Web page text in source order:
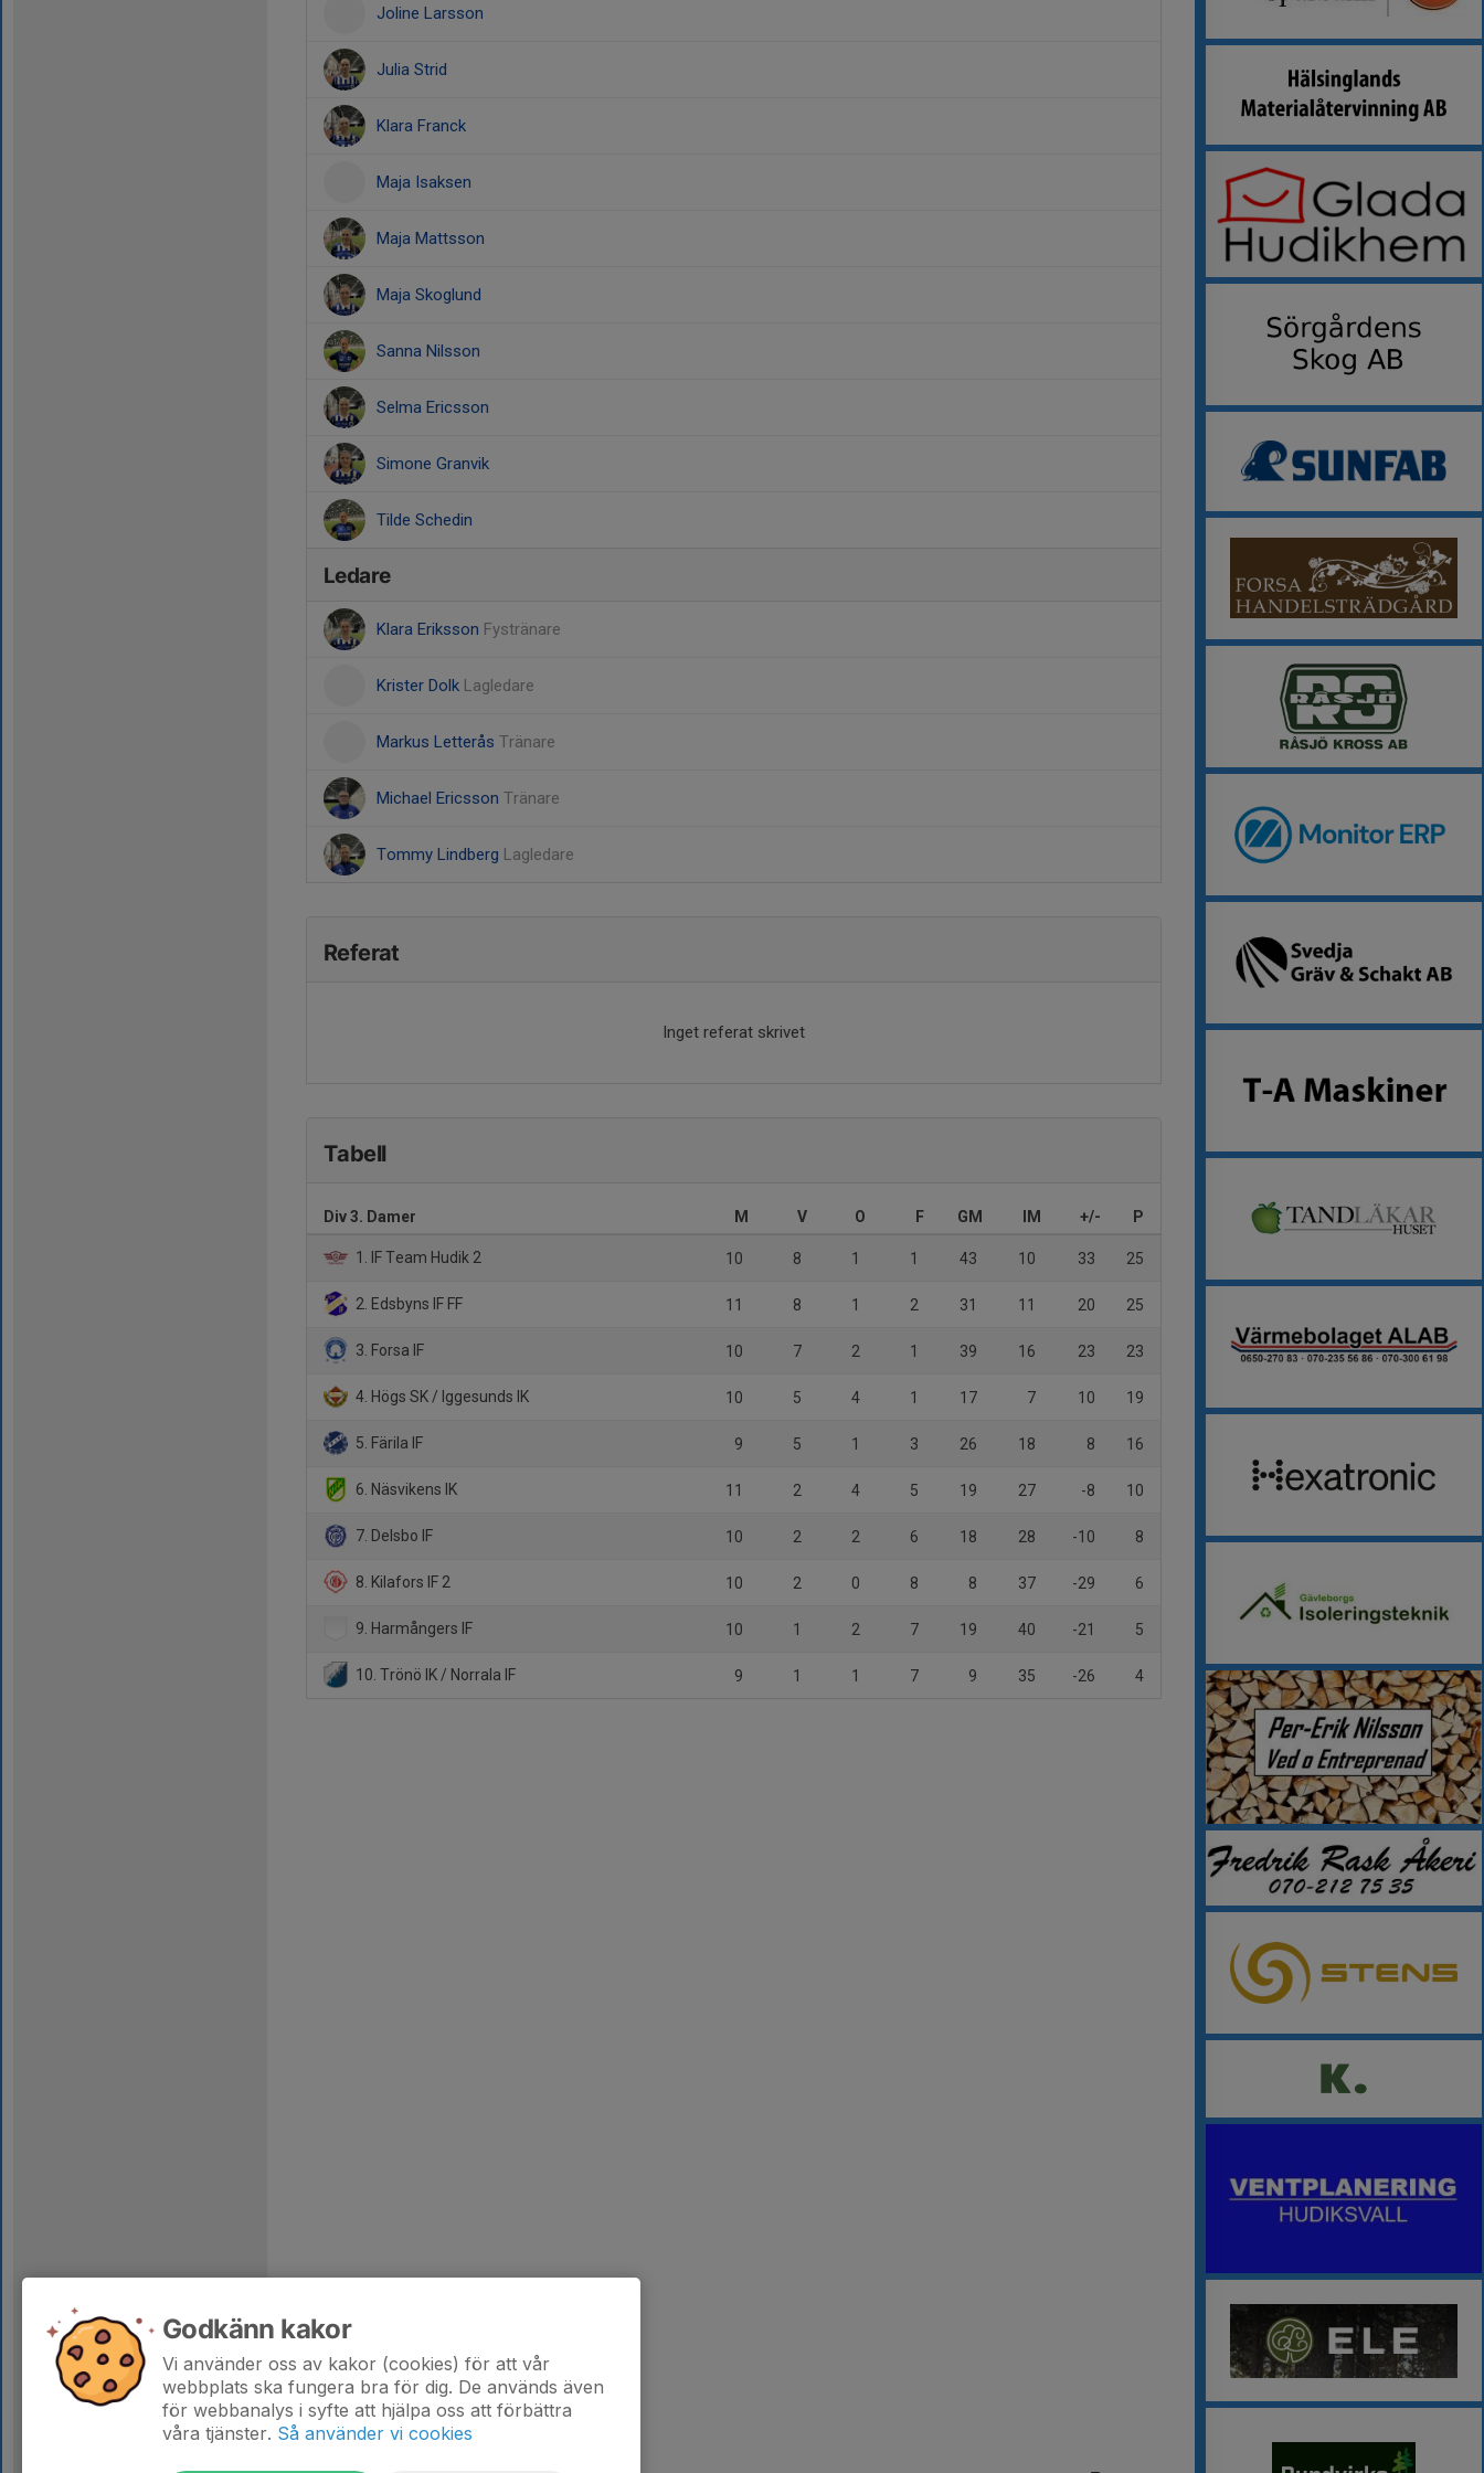
Joline Larsson
Julia Strid
Klara Franck
Maja Isaksen
Maja Mattsson
Maja Skoglund
Sanna Nilsson
Selma Ericsson
Simone Granvik
Tilde Schedin
Ledare
Klara Eriksson Fystränare
Krister Dolk Lagledare
Markus Letterås Tränare
Michael Ericsson Tränare
Tommy Lindberg Lagledare
Referat
Inget referat skrivet
Tabell
Div 3. Damer M V O F GM IM +/- P
1. IF Team Hudik 2 10 8 1 1 43 10 33 25
2. Edsbyns IF FF 11 8 1 2 31 11 20 25
3. Forsa IF 10 7 2 1 39 16 23 23
4. Högs SK / Iggesunds IK 10 5 4 1 17 7 10 19
5. Färila IF 9 5 1 3 26 18 8 16
6. Näsvikens IK 11 2 4 5 19 27 -8 10
7. Delsbo IF 10 2 2 6 18 28 -10 8
8. Kilafors IF 2 10 2 0 8 8 37 -29 6
9. Harmångers IF 10 1 2 7 19 40 -21 5
10. Trönö IK / Norrala IF 9 1 1 7 9 35 -26 4
Godkänn kakor
Vi använder oss av kakor (cookies) för att vår
webbplats ska fungera bra för dig. De används även
för webbanalys i syfte att hjälpa oss att förbättra
våra tjänster. Så använder vi cookies